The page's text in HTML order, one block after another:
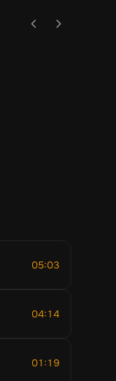
05:03
04:14
01:19